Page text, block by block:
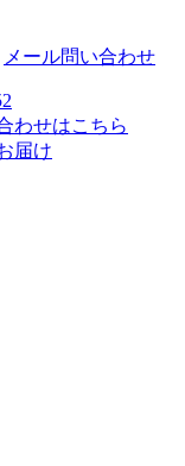
メール問い合わせ